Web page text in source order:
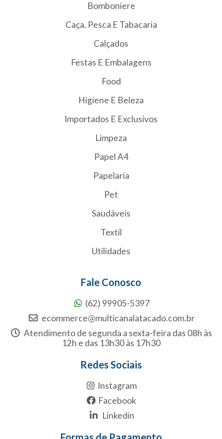
Bomboniere
Caça, Pesca E Tabacaria
Calçados
Festas E Embalagens
Food
Higiene E Beleza
Importados E Exclusivos
Limpeza
Papel A4
Papelaria
Pet
Saudáveis
Textil
Utilidades
Fale Conosco
(62) 99905-5397
ecommerce@multicanalatacado.com.br
Atendimento de segunda a sexta-feira das 08h às
12h e das 13h30 às 17h30
Redes Sociais
Instagram
Facebook
Linkedin